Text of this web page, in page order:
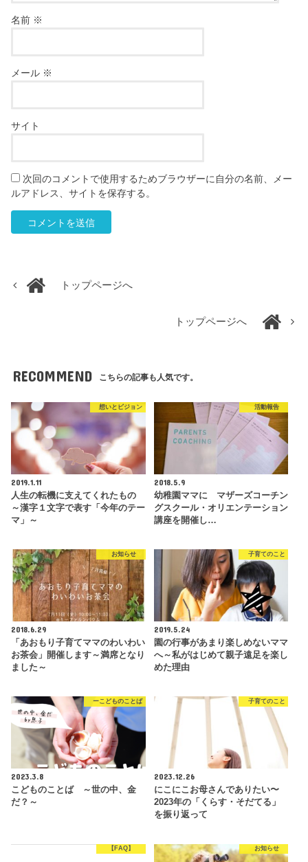
名前 ※
メール ※
サイト
次回のコメントで使用するためブラウザーに自分の名前、メー
ルアドレス、サイトを保存する。
トップページへ
トップページへ
RECOMMEND こちらの記事も人気です。
想いとビジョン
2019.1.11
人生の転機に支えてくれたもの
～漢字１文字で表す「今年のテー
マ」～
活動報告
2018.5.9
幼稚園ママに マザーズコーチン
グスクール・オリエンテーション
講座を開催し…
お知らせ
2018.6.29
「あおもり子育てママのわいわい
お茶会」開催します～満席となり
ました～
子育てのこと
2019.5.24
園の行事があまり楽しめないママ
へ～私がはじめて親子遠足を楽し
めた理由
ーこどものことば
2023.3.8
こどものことば ～世の中、金
だ？～
子育てのこと
2023.12.26
にこにこお母さんでありたい〜
2023年の「くらす・そだてる」
を振り返って
【FAQ】 お知らせ